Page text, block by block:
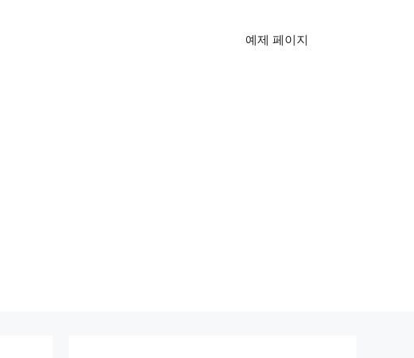
예제 페이지